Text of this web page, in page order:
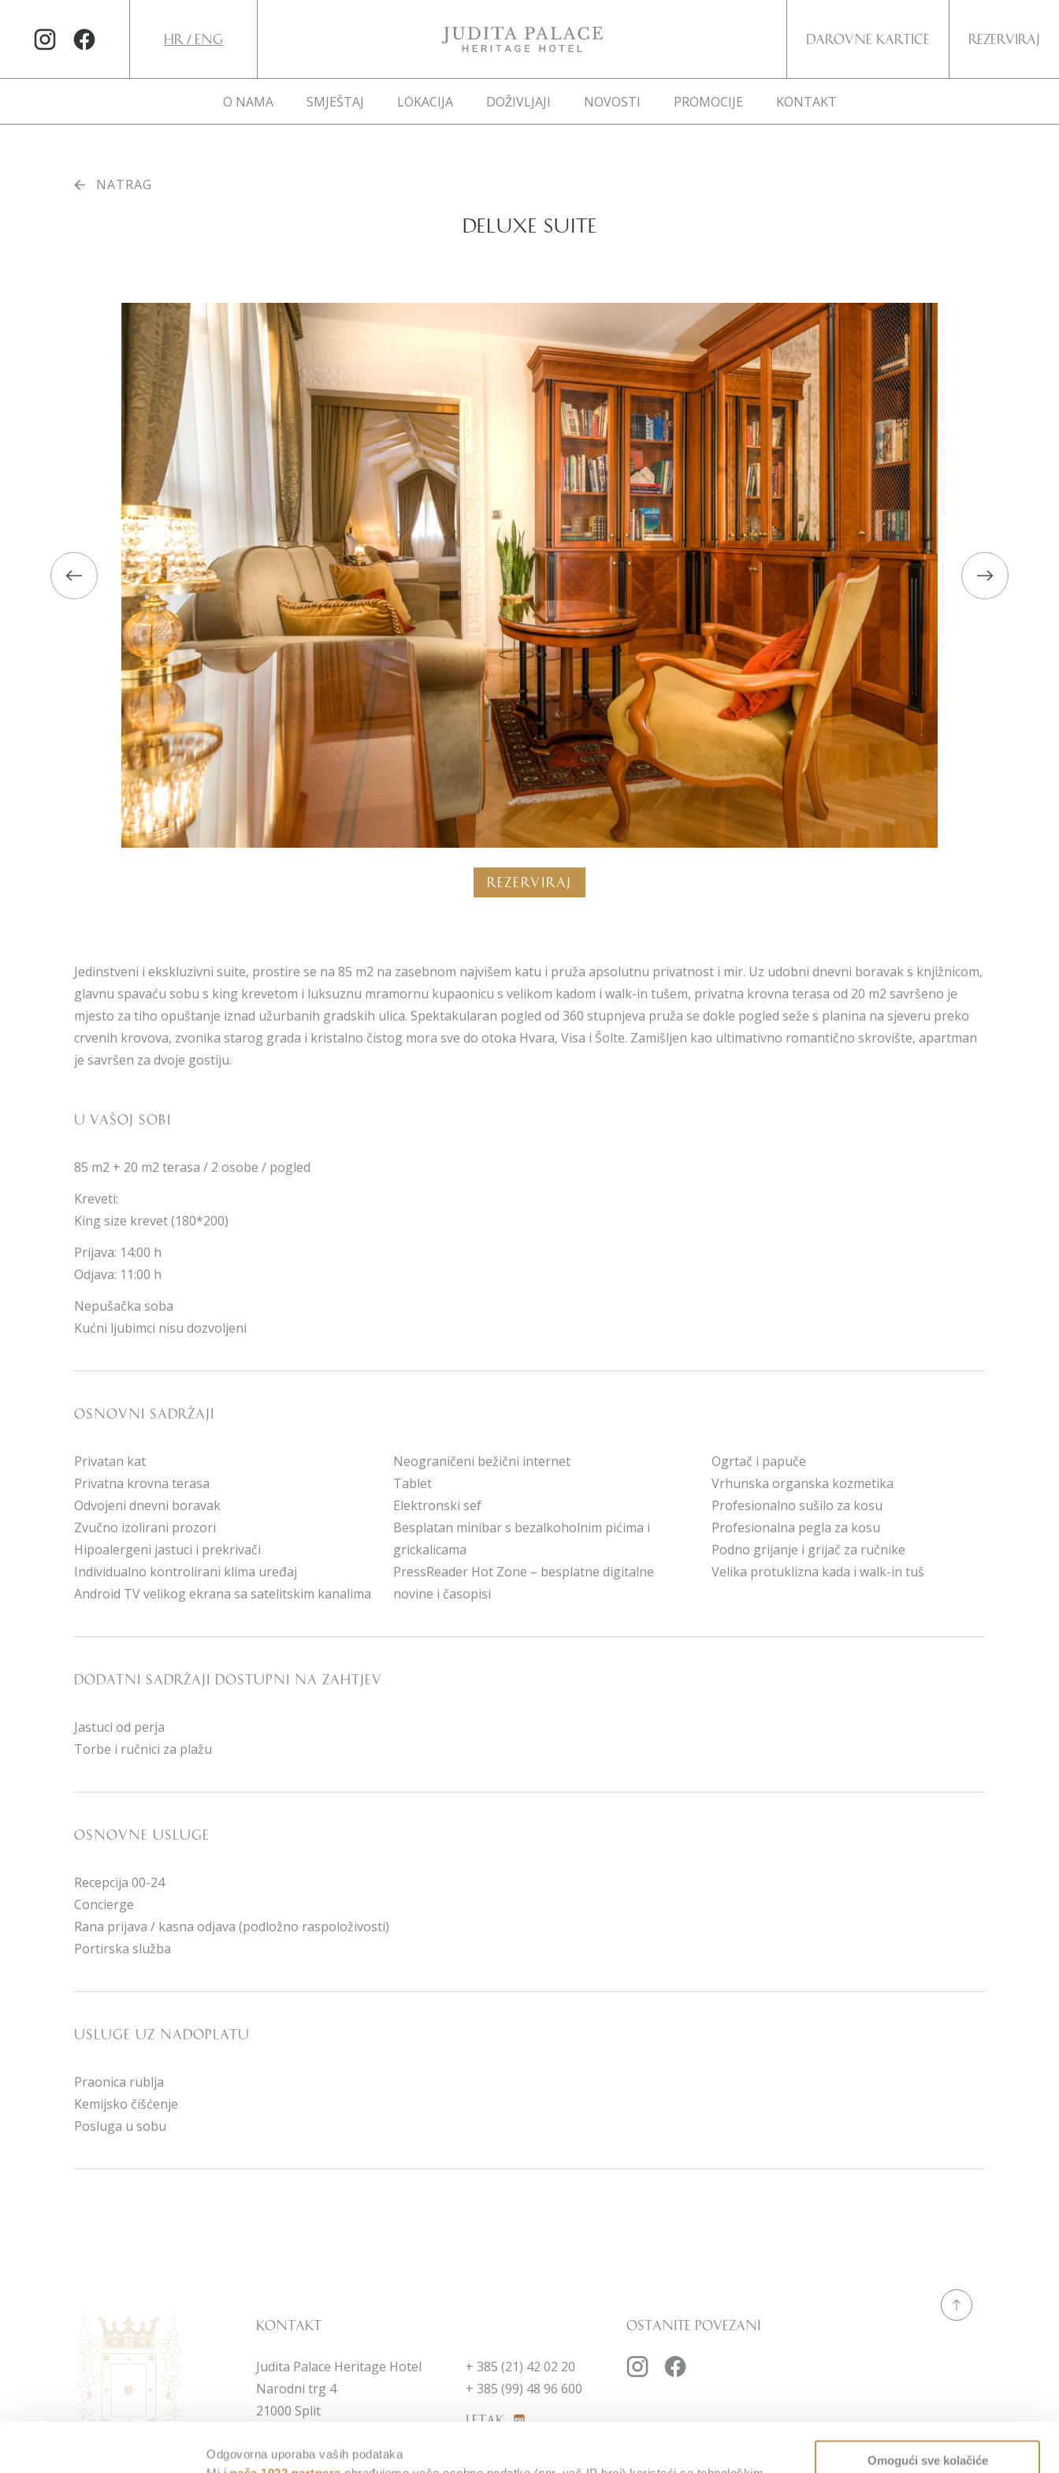
Odgovorna uporaba vaših podataka
Omogući sve kolačiće
HR / ENG Darovne kartice Rezerviraj
O NAMA SMJEŠTAJ LOKACIJA DOŽIVLJAJI NOVOSTI PROMOCIJE KONTAKT
NATRAG
DELUXE SUITE
Rezerviraj
Jedinstveni i ekskluzivni suite, prostire se na 85 m2 na zasebnom najvišem katu i pruža apsolutnu privatnost i mir. Uz udobni dnevni boravak s knjižnicom,
glavnu spavaću sobu s king krevetom i luksuznu mramornu kupaonicu s velikom kadom i walk-in tušem, privatna krovna terasa od 20 m2 savršeno je
mjesto za tiho opuštanje iznad užurbanih gradskih ulica. Spektakularan pogled od 360 stupnjeva pruža se dokle pogled seže s planina na sjeveru preko
crvenih krovova, zvonika starog grada i kristalno čistog mora sve do otoka Hvara, Visa i Šolte. Zamišljen kao ultimativno romantično skrovište, apartman
je savršen za dvoje gostiju.
U VAŠOJ SOBI
85 m2 + 20 m2 terasa / 2 osobe / pogled
Kreveti:
King size krevet (180*200)
Prijava: 14:00 h
Odjava: 11:00 h
Nepušačka soba
Kućni ljubimci nisu dozvoljeni
OSNOVNI SADRŽAJI
Privatan kat
Privatna krovna terasa
Odvojeni dnevni boravak
Zvučno izolirani prozori
Hipoalergeni jastuci i prekrivači
Individualno kontrolirani klima uređaj
Android TV velikog ekrana sa satelitskim kanalima
Neograničeni bežični internet
Tablet
Elektronski sef
Besplatan minibar s bezalkoholnim pićima i
grickalicama
PressReader Hot Zone – besplatne digitalne
novine i časopisi
Ogrtač i papuče
Vrhunska organska kozmetika
Profesionalno sušilo za kosu
Profesionalna pegla za kosu
Podno grijanje i grijač za ručnike
Velika protuklizna kada i walk-in tuš
DODATNI SADRŽAJI DOSTUPNI NA ZAHTJEV
Jastuci od perja
Torbe i ručnici za plažu
OSNOVNE USLUGE
Recepcija 00-24
Concierge
Rana prijava / kasna odjava (podložno raspoloživosti)
Portirska služba
USLUGE UZ NADOPLATU
Praonica rublja
Kemijsko čišćenje
Posluga u sobu
Kontakt
Judita Palace Heritage Hotel
Narodni trg 4
21000 Split
+ 385 (21) 42 02 20
+ 385 (99) 48 96 600
Letak
Ostanite povezani